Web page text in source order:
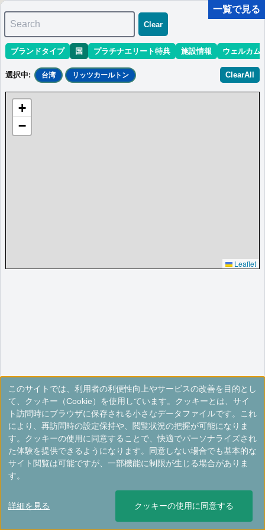
マリオット最新情報ホテル情報(アジア)ホテル特典攻略
0 件
並び替え
一覧で見る
Search
Clear
ブランドタイプ 国 プラチナエリート特典 施設情報 ウェルカム
選択中: 台湾 リッツカールトン ClearAll
+
−
Leaflet
このサイトでは、利用者の利便性向上やサービスの改善を目的とし
て、クッキー（Cookie）を使用しています。クッキーとは、サイ
ト訪問時にブラウザに保存される小さなデータファイルです。これ
により、再訪問時の設定保持や、閲覧状況の把握が可能になりま
す。クッキーの使用に同意することで、快適でパーソナライズされ
た体験を提供できるようになります。同意しない場合でも基本的な
サイト閲覧は可能ですが、一部機能に制限が生じる場合がありま
す。
詳細を見る クッキーの使用に同意する